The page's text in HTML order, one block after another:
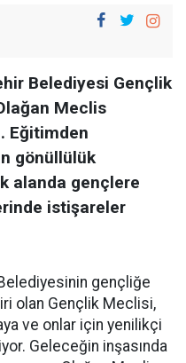
Belediyesi Gençlik
Meclis
Eğitimden
gönüllülük
alanda gençlere
istişareler
gençliğe
olan Gençlik Meclisi,
ve onlar için yenilikçi
Geleceğin inşasında